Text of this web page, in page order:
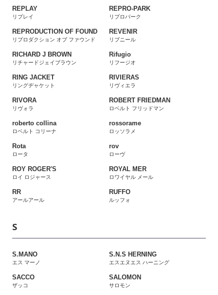
REPLAY
リプレイ
REPRO-PARK
リプロパーク
REPRODUCTION OF FOUND
リプロダクション オブ ファウンド
REVENIR
リブニール
RICHARD J BROWN
リチャードジェイブラウン
Rifugio
リフージオ
RING JACKET
リングヂャケット
RIVIERAS
リヴィエラ
RIVORA
リヴォラ
ROBERT FRIEDMAN
ロベルト フリッドマン
roberto collina
ロベルト コリーナ
rossorame
ロッソラメ
Rota
ロータ
rov
ローヴ
ROY ROGER'S
ロイ ロジャース
ROYAL MER
ロワイヤル メール
RR
アールアール
RUFFO
ルッフォ
S
S.MANO
エス マーノ
S.N.S HERNING
エスエヌエス ハーニング
SACCO
ザッコ
SALOMON
サロモン